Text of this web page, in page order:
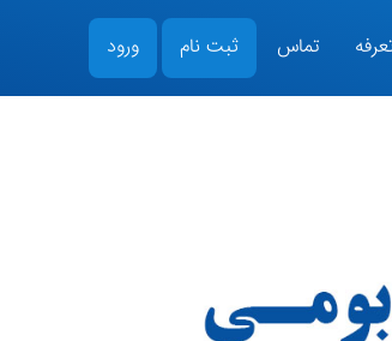
تماس ثبت نام ورود